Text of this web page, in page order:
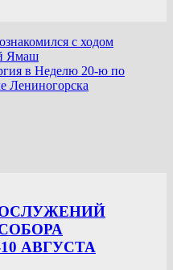
с ходом
Ямаш
в Неделю 20-ю по
Лениногорска
АВГУСТА